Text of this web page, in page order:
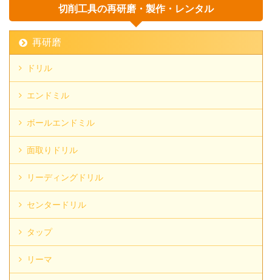
切削工具の再研磨・製作・レンタル
再研磨
ドリル
エンドミル
ボールエンドミル
面取りドリル
リーディングドリル
センタードリル
タップ
リーマ